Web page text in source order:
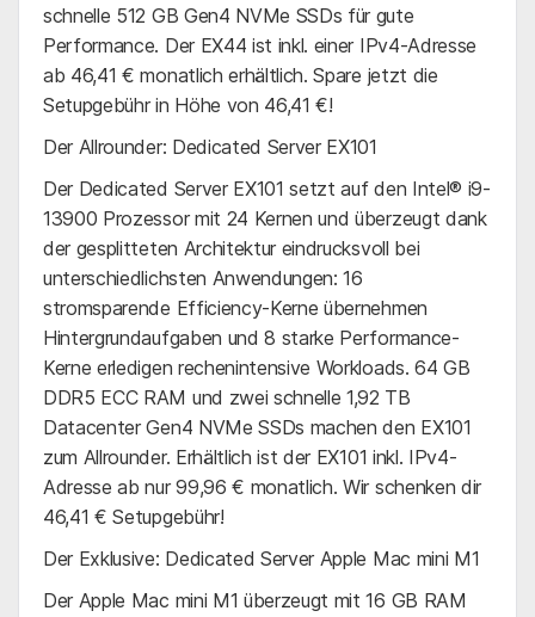
schnelle 512 GB Gen4 NVMe SSDs für gute
Performance. Der EX44 ist inkl. einer IPv4-Adresse
ab 46,41 € monatlich erhältlich. Spare jetzt die
Setupgebühr in Höhe von 46,41 €!
Der Allrounder: Dedicated Server EX101
Der Dedicated Server EX101 setzt auf den Intel® i9-
13900 Prozessor mit 24 Kernen und überzeugt dank
der gesplitteten Architektur eindrucksvoll bei
unterschiedlichsten Anwendungen: 16
stromsparende Efficiency-Kerne übernehmen
Hintergrundaufgaben und 8 starke Performance-
Kerne erledigen rechenintensive Workloads. 64 GB
DDR5 ECC RAM und zwei schnelle 1,92 TB
Datacenter Gen4 NVMe SSDs machen den EX101
zum Allrounder. Erhältlich ist der EX101 inkl. IPv4-
Adresse ab nur 99,96 € monatlich. Wir schenken dir
46,41 € Setupgebühr!
Der Exklusive: Dedicated Server Apple Mac mini M1
Der Apple Mac mini M1 überzeugt mit 16 GB RAM